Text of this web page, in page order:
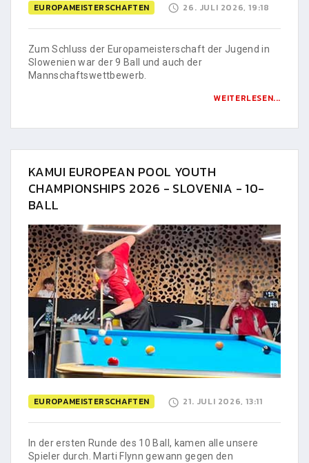
EUROPAMEISTERSCHAFTEN 26. JULI 2026, 19:18
Zum Schluss der Europameisterschaft der Jugend in
Slowenien war der 9 Ball und auch der
Mannschaftswettbewerb.
WEITERLESEN...
KAMUI EUROPEAN POOL YOUTH
CHAMPIONSHIPS 2026 - SLOVENIA - 10-
BALL
EUROPAMEISTERSCHAFTEN 21. JULI 2026, 13:11
In der ersten Runde des 10 Ball, kamen alle unsere
Spieler durch. Marti Flynn gewann gegen den